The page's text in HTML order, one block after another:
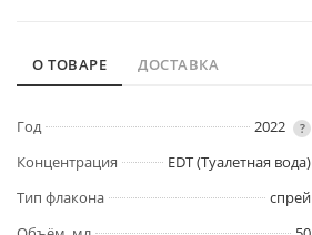
О ТОВАРЕ ДОСТАВКА
Год 2022 ?
Концентрация
EDT (Туалетная вода)
Тип флакона
спрей